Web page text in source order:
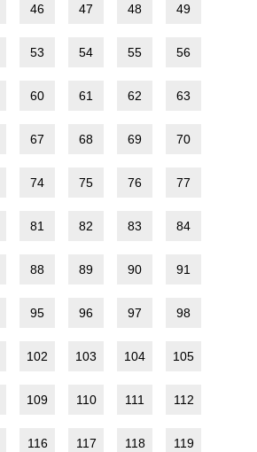
46 47 48 49
53 54 55 56
60 61 62 63
67 68 69 70
74 75 76 77
81 82 83 84
88 89 90 91
95 96 97 98
102 103 104 105
109 110 111 112
116 117 118 119